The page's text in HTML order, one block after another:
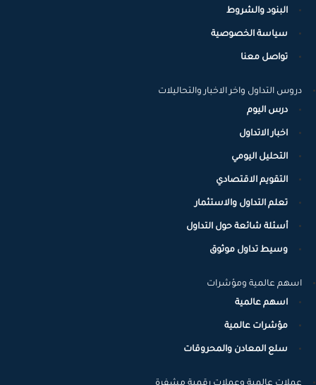
البنود والشروط
سياسة الخصوصية
تواصل معنا
دروس التداول واخر الاخبار والتحاليلات
درس اليوم
اخبار الاتداول
التحليل اليومي
التقويم الاقتصادي
تعلم التداول والاستثمار
أسئلة شائعة حول التداول
وسيط تداول موثوق
اسهم عالمية ومؤشرات
اسهم عالمية
مؤشرات عالمية
سلع المعادن والمحروقات